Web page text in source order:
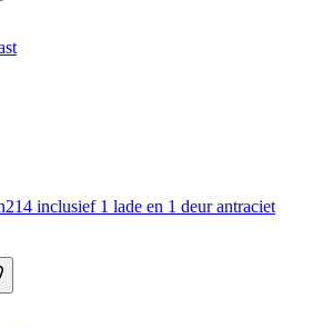
inclusief 1 lade en 1 deur antraciet